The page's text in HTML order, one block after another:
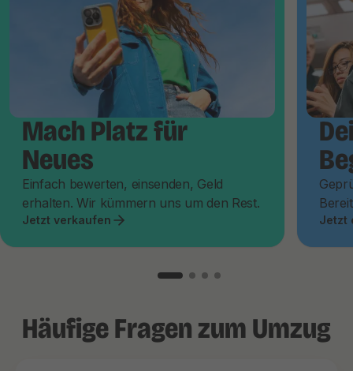
Mach Platz für
Neues
Einfach bewerten, einsenden, Geld
erhalten. Wir kümmern uns um den Rest.
Jetzt verkaufen Jetzt
Häufige Fragen zum Umzug